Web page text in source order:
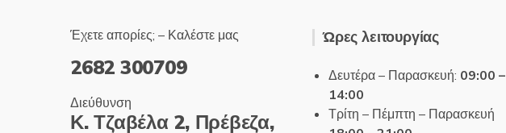
Έχετε απορίες; – Καλέστε μας
2682 300709
Διεύθυνση
Κ. Τζαβέλα 2, Πρέβεζα,
Ώρες λειτουργίας
Δευτέρα – Παρασκευή: 09:00 –
14:00
Τρίτη – Πέμπτη – Παρασκευή